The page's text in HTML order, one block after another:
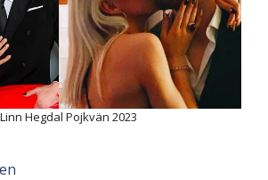
Linn Hegdal Pojkvän 2023